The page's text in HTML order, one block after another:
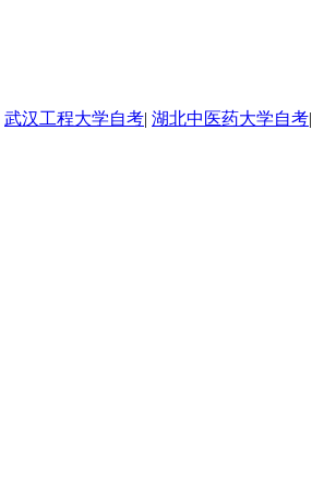
武汉工程大学自考| 湖北中医药大学自考|